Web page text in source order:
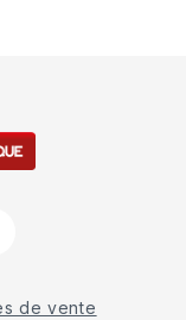
de vente